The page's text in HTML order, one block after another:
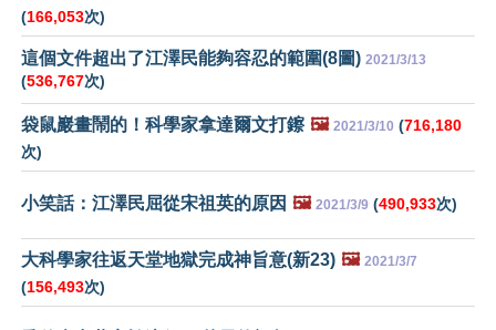
(166,053次)
這個文件超出了江澤民能夠容忍的範圍(8圖) 2021/3/13
(536,767次)
袋鼠巖畫鬧的！科學家拿達爾文打鑔 🖼️ 2021/3/10 (716,180
次)
小笑話：江澤民屈從宋祖英的原因 🖼️ 2021/3/9 (490,933次)
大科學家往返天堂地獄完成神旨意(新23) 🖼️ 2021/3/7
(156,493次)